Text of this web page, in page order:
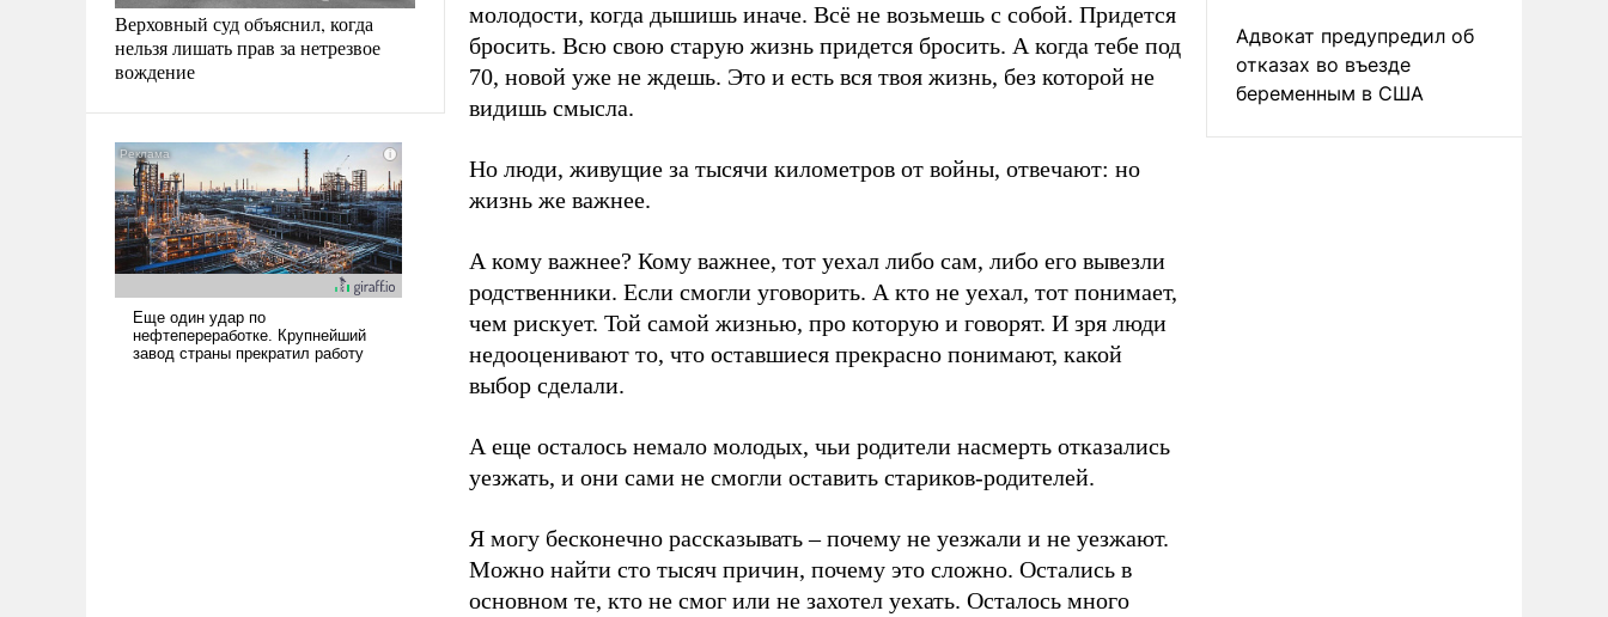
Верховный суд объяснил, когда
нельзя лишать прав за нетрезвое
вождение
молодости, когда дышишь иначе. Всё не возьмешь с собой. Придется
бросить. Всю свою старую жизнь придется бросить. А когда тебе под
70, новой уже не ждешь. Это и есть вся твоя жизнь, без которой не
видишь смысла.
Но люди, живущие за тысячи километров от войны, отвечают: но
жизнь же важнее.
А кому важнее? Кому важнее, тот уехал либо сам, либо его вывезли
родственники. Если смогли уговорить. А кто не уехал, тот понимает,
чем рискует. Той самой жизнью, про которую и говорят. И зря люди
недооценивают то, что оставшиеся прекрасно понимают, какой
выбор сделали.
А еще осталось немало молодых, чьи родители насмерть отказались
уезжать, и они сами не смогли оставить стариков-родителей.
Я могу бесконечно рассказывать – почему не уезжали и не уезжают.
Можно найти сто тысяч причин, почему это сложно. Остались в
основном те, кто не смог или не захотел уехать. Осталось много
Адвокат предупредил об
отказах во въезде
беременным в США